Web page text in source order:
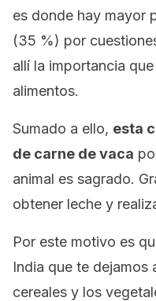
es donde hay mayor
(35 %) por
allí la importancia
alimentos.
Sumado a ello, esta
de carne de vaca
animal es sagrado.
obtener leche y
Por este motivo es
India que te dejamos
cereales y los